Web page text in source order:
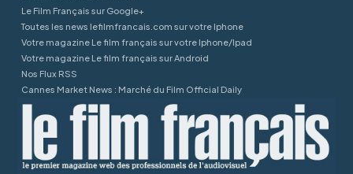
Le Film Français sur Google+
Toutes les news lefilmfrancais.com sur votre Iphone
Votre magazine Le film français sur votre Iphone/Ipad
Votre magazine Le film français sur Android
Nos Flux RSS
Cannes Market News : Marché du Film Official Daily